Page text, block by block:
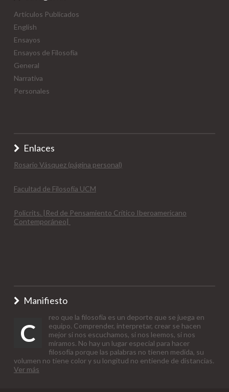
Artículos Publicados
English
Ensayos
Ensayos de Filosofía
General
Narrativa
Personales
Enlaces
Rosario Vásquez (página personal)
Facultad de Filosofía UCM
Policrits. |Red de Pensamiento Crítico Iberoamericano
Contemporáneo|
Manifiesto
C
reo que la filosofía es un deporte que se juega en
equipo. Comprender, interpretar, crear se hacen
mejor si nos escuchamos, si nos leemos, si nos
miramos. No hay un lugar especial para hacer
filosofía porque las palabras no tienen medida, su
volumen no tiene color y su longitud no entiende de distancias.
Ver más